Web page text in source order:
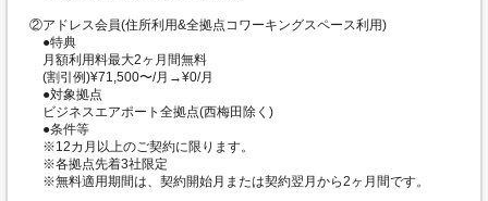
②アドレス会員(住所利用&全拠点コワーキングスペース利用)
●特典
月額利用料最大2ヶ月間無料
(割引例)¥71,500〜/月→¥0/月
●対象拠点
ビジネスエアポート全拠点(西梅田除く)
●条件等
※12カ月以上のご契約に限ります。
※各拠点先着3社限定
※無料適用期間は、契約開始月または契約翌月から2ヶ月間です。